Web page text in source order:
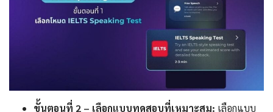
ขั้นตอนที่ 2 – เลือกแบบทดสอบที่เหมาะสม: เลือกแบบ